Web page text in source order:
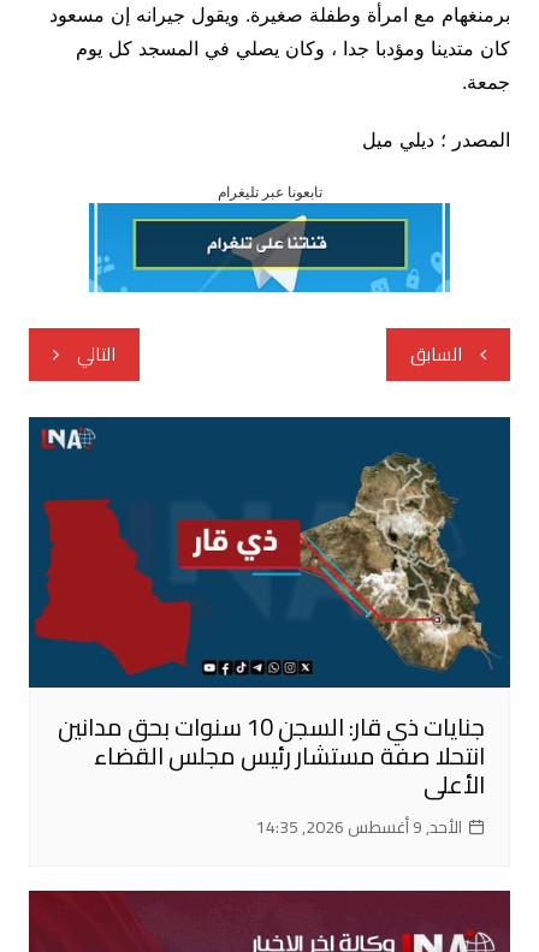
برمنغهام مع امرأة وطفلة صغيرة. ويقول جيرانه إن مسعود
كان متدينا ومؤدبا جدا ، وكان يصلي في المسجد كل يوم
جمعة.
المصدر ؛ ديلي ميل
تابعونا عبر تليغرام
تصفّح
المقالات
السابق التالي
جنايات ذي قار: السجن 10 سنوات بحق مدانين
انتحلا صفة مستشار رئيس مجلس القضاء
الأعلى
الأحد, 9 أغسطس 2026, 14:35